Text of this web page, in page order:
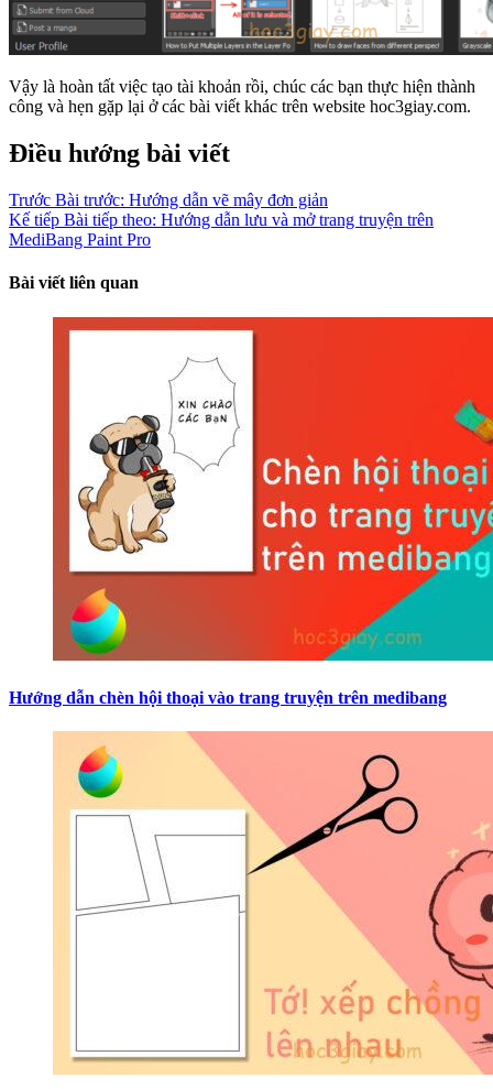
Vậy là hoàn tất việc tạo tài khoản rồi, chúc các bạn thực hiện thành
công và hẹn gặp lại ở các bài viết khác trên website hoc3giay.com.
Điều hướng bài viết
Trước Bài trước: Hướng dẫn vẽ mây đơn giản
Kế tiếp Bài tiếp theo: Hướng dẫn lưu và mở trang truyện trên
MediBang Paint Pro
Bài viết liên quan
Hướng dẫn chèn hội thoại vào trang truyện trên medibang